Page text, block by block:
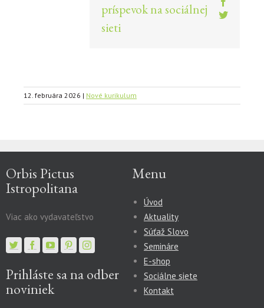
príspevok na sociálnej
sieti
Twitter
12. februára 2026 | Nové kurikulum
Orbis Pictus
Istropolitana
Viac ako vydavateľstvo
Prihláste sa na odber
noviniek
Menu
Úvod
Aktuality
Súťaž Slovo
Semináre
E-shop
Sociálne siete
Kontakt